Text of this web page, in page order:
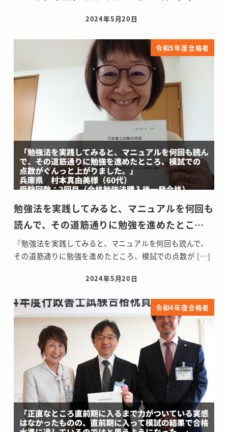
投稿日
2024年5月20日
令和5年度合格者
勉強法を実践してみると、マニュアルを何回も
読んで、その道筋通りに勉強を進めたとこ…
『勉強法を実践してみると、マニュアルを何回も読んで、
その道筋通りに勉強を進めたところ、模試での点数が […]
投稿日
2024年5月20日
令和4年度合格者